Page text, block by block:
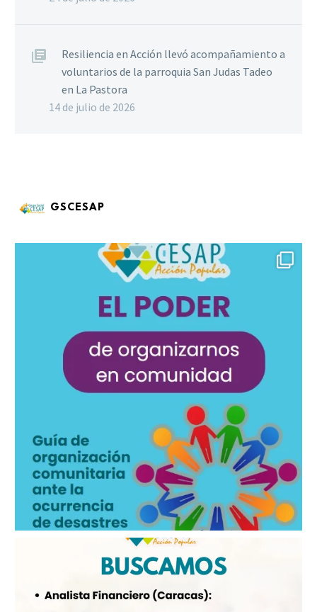
Resiliencia en Acción llevó acompañamiento a
voluntarios de la parroquia San Judas Tadeo
en La Pastora
14 de julio de 2026
GSCESAP